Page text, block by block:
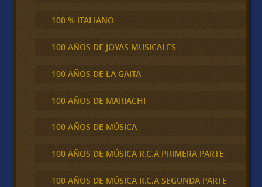
100 % ITALIANO
100 AÑOS DE JOYAS MUSICALES
100 AÑOS DE LA GAITA
100 AÑOS DE MARIACHI
100 AÑOS DE MÚSICA
100 AÑOS DE MÚSICA R.C.A PRIMERA PARTE
100 AÑOS DE MÚSICA R.C.A SEGUNDA PARTE